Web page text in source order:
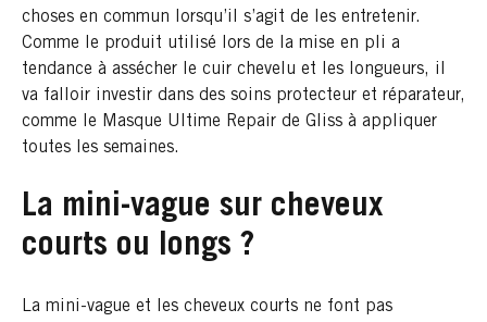
choses en commun lorsqu’il s’agit de les entretenir.
Comme le produit utilisé lors de la mise en pli a
tendance à assécher le cuir chevelu et les longueurs, il
va falloir investir dans des soins protecteur et réparateur,
comme le Masque Ultime Repair de Gliss à appliquer
toutes les semaines.
La mini-vague sur cheveux
courts ou longs ?
La mini-vague et les cheveux courts ne font pas